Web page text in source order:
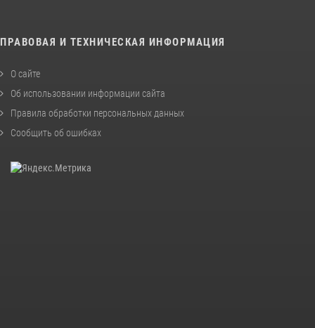
ПРАВОВАЯ И ТЕХНИЧЕСКАЯ ИНФОРМАЦИЯ
О сайте
Об использовании информации сайта
Правила обработки персональных данных
Сообщить об ошибках